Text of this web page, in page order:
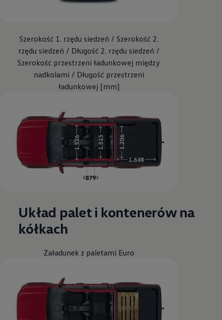
Szerokość 1. rzędu siedzeń / Szerokość 2.
rzędu siedzeń / Długość 2. rzędu siedzeń /
Szerokość przestrzeni ładunkowej między
nadkolami / Długość przestrzeni
ładunkowej [mm]
Układ palet i kontenerów na
kółkach
Załadunek z paletami Euro